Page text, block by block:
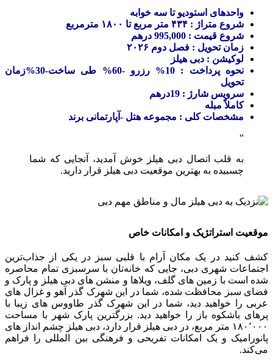
واحدهای استودیو تا سه خوابه
شروع متراژ : ۴۳۴ متر مربع تا ۱۸۰۰ مترمربع
شروع قیمت : 995,000 درهم
زمان تحویل : فصل دوم ۲۰۲۶
لوکیشن : دبی هیلز
نحوه پرداخت : 10% رزرو -60% طی ساخت-30%زمان
تحویل
سرویس شارژ : 19درهم
کاملاً مبله
مشخصات کلی : مجموعه هتل -آپارتمانی برند
به قلب اتصال دبی هیلز خوش آمدید، آنجایی که شما
چسبیده به بهترین موقعیت دبی هیلز قرار دارید.
موقعیت استراتژیک و امکانات خاص
کشف کنید در یک مکان آرام با قلبی سبز در یکی از جذاب‌ترین
اجتماعات شهری دبی، جایی که خانه‌تان با سرسبزی تمام محاصره
شده است با زمین های گلف، ویلاها و منشن های دبی هیلز و پارک و
فضای سبز محافظت شده، شما در این شهرک گذر آهو و غزال های
عربی را خواهید دید، شما در این شهرک گذر طاووس های زیبا با
پرهای باشکوه باز را خواهید دید. بزرگترین پارک شهر با مساحت
۱۸۰٬۰۰۰ متر مربع، در دبی هیلز قرار دارد، دبی هیلز چشم‌ انداز های
پانورامیک و یک امکانات تفریحی و فرهنگی بین المللی را فراهم
می‌کند.